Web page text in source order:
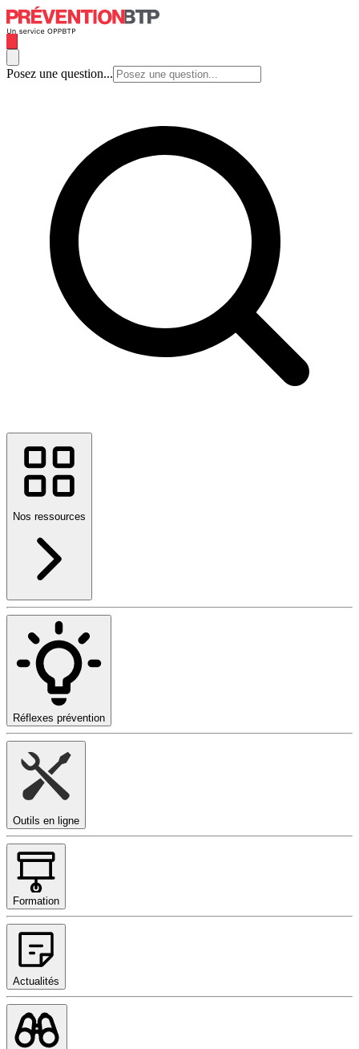
Posez une question...
Nos ressources
Réflexes prévention
Outils en ligne
Formation
Actualités